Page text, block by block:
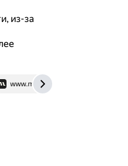
из-за
www.masterclass.com